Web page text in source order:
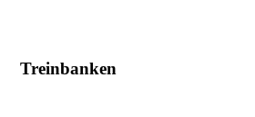
Treinbanken